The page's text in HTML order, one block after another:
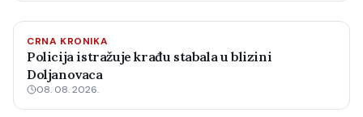
CRNA KRONIKA
Policija istražuje krađu stabala u blizini
Doljanovaca
08. 08. 2026.